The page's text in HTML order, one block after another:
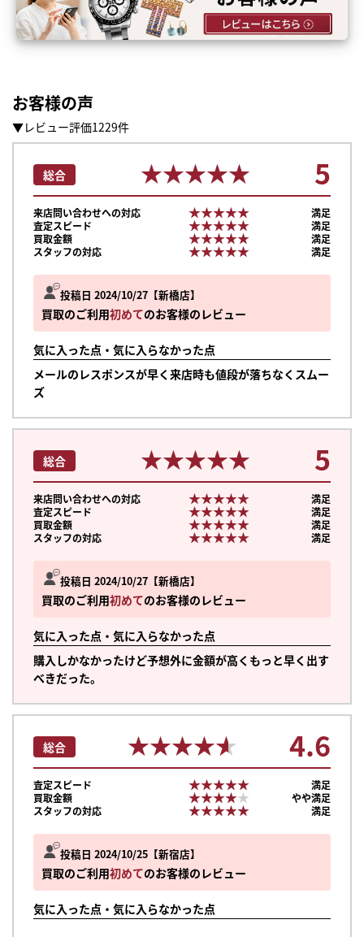
お客様の声
▼レビュー評価1229件
投稿日 2024/10/27 新橋店
買取のご利用初めてのお客様のレビュー
気に入った点・気に入らなかった点
メールのレスポンスが早く来店時も値段が落ちなくスムー
ズ
総合 ★★★★★
★★★★★ 5
来店問い合わせへの対応 ★★★★★
★★★★★
満足
査定スピード
★★★★★
★★★★★
満足
買取金額
★★★★★
★★★★★
満足
スタッフの対応
★★★★★
★★★★★ 満足
投稿日 2024/10/27 新橋店
買取のご利用初めてのお客様のレビュー
気に入った点・気に入らなかった点
購入しかなかったけど予想外に金額が高くもっと早く出す
べきだった。
総合 ★★★★★
★★★★★ 5
来店問い合わせへの対応 ★★★★★
★★★★★
満足
査定スピード
★★★★★
★★★★★
満足
買取金額
★★★★★
★★★★★
満足
スタッフの対応
★★★★★
★★★★★ 満足
投稿日 2024/10/25 新宿店
買取のご利用初めてのお客様のレビュー
気に入った点・気に入らなかった点
総合 ★★★★★
★★★★★ 4.6
査定スピード ★★★★★
★★★★★
満足
買取金額
★★★★★
★★★★★
やや満足
スタッフの対応
★★★★★
★★★★★ 満足
かんたん30秒でお試し査定